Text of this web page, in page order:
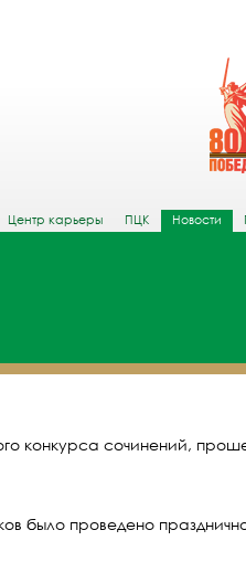
Центр карьеры ПЦК Новости
конкурса сочинений,
было проведено